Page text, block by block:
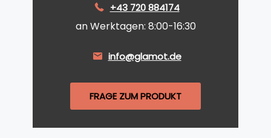
+43 720 884174
an Werktagen: 8:00-16:30
info@glamot.de
FRAGE ZUM PRODUKT